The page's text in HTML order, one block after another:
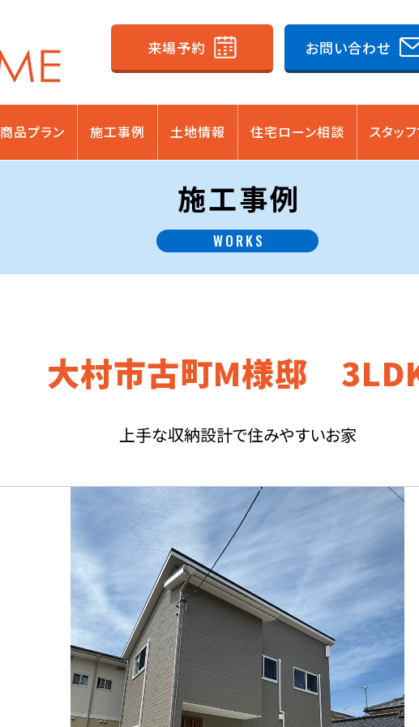
商品プラン 施工事例 土地情報 住宅ローン相談 スタッ
来場予約 お問い合わせ
施工事例
WORKS
大村市古町M様邸
上手な収納設計で住みやすいお家